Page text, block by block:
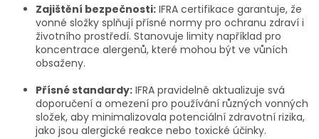
s
u
Zajištění bezpečnosti: IFRA certifikace garantuje, že
vonné složky splňují přísné normy pro ochranu zdraví i
životního prostředí. Stanovuje limity například pro
koncentrace alergenů, které mohou být ve vůních
obsaženy.
Přísné standardy: IFRA pravidelně aktualizuje svá
doporučení a omezení pro používání různých vonných
složek, aby minimalizovala potenciální zdravotní rizika,
jako jsou alergické reakce nebo toxické účinky.